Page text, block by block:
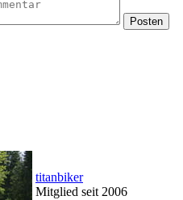
titanbiker
Mitglied seit 2006